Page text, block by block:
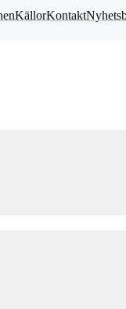
KällorKontakt